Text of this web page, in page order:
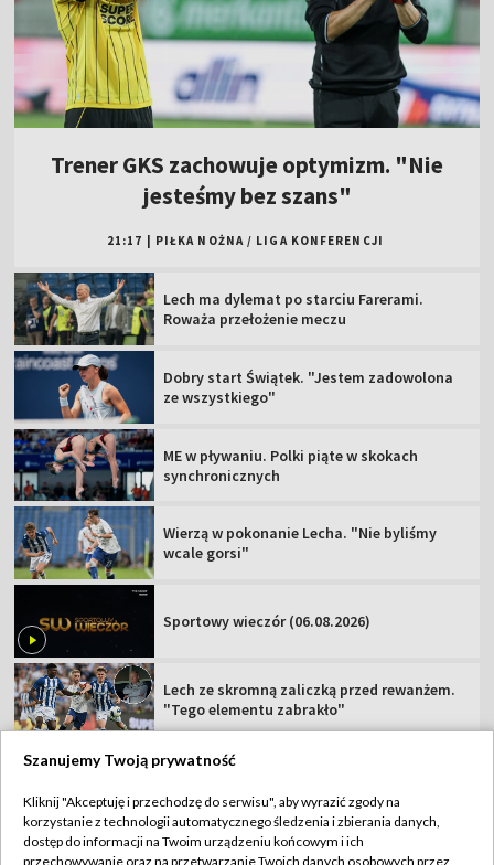
Trener GKS zachowuje optymizm. "Nie
jesteśmy bez szans"
21:17 PIŁKA NOŻNA / LIGA KONFERENCJI
Lech ma dylemat po starciu Farerami.
Roważa przełożenie meczu
Dobry start Świątek. "Jestem zadowolona
ze wszystkiego"
ME w pływaniu. Polki piąte w skokach
synchronicznych
Wierzą w pokonanie Lecha. "Nie byliśmy
wcale gorsi"
Sportowy wieczór (06.08.2026)
Lech ze skromną zaliczką przed rewanżem.
"Tego elementu zabrakło"
TVP
Szanujemy Twoją prywatność
Kliknij "Akceptuję i przechodzę do serwisu", aby wyrazić zgody na
korzystanie z technologii automatycznego śledzenia i zbierania danych,
dostęp do informacji na Twoim urządzeniu końcowym i ich
przechowywanie oraz na przetwarzanie Twoich danych osobowych przez